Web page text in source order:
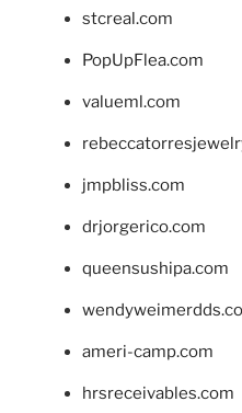
stcreal.com
PopUpFlea.com
valueml.com
jmpbliss.com
drjorgerico.com
queensushipa.com
ameri-camp.com
hrsreceivables.com